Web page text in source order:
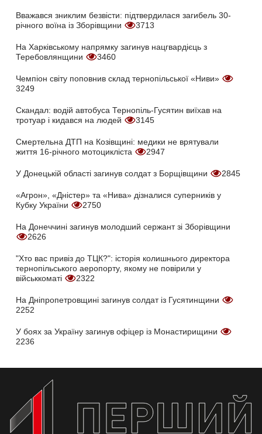
Вважався зниклим безвісти: підтвердилася загибель 30-
річного воїна із Зборівщини
3713
На Харківському напрямку загинув нацгвардієць з
Теребовлянщини
3460
Чемпіон світу поповнив склад тернопільської «Ниви»
3249
Скандал: водій автобуса Тернопіль-Гусятин виїхав на
тротуар і кидався на людей
3145
Смертельна ДТП на Козівщині: медики не врятували
життя 16-річного мотоцикліста
2947
У Донецькій області загинув солдат з Борщівщини 2845
«Агрон», «Дністер» та «Нива» дізналися суперників у
Кубку України
2750
На Донеччині загинув молодший сержант зі Зборівщини
2626
"Хто вас привіз до ТЦК?": історія колишнього директора
тернопільського аеропорту, якому не повірили у
військкоматі
2322
На Дніпропетровщині загинув солдат із Гусятинщини
2252
У боях за Україну загинув офіцер із Монастирищини
2236